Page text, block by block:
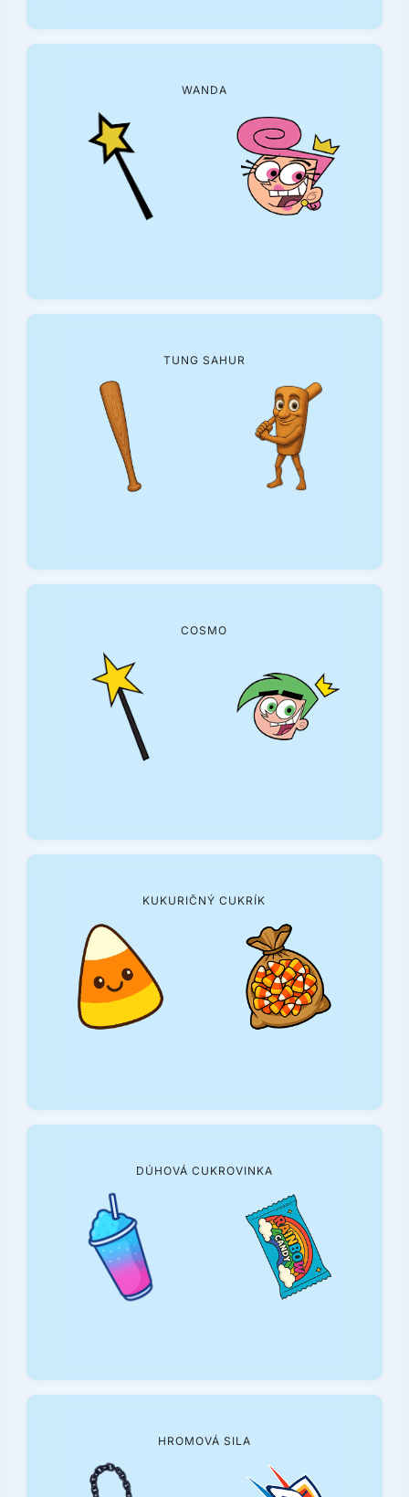
WANDA
TUNG SAHUR
COSMO
KUKURIČNÝ CUKRÍK
DÚHOVÁ CUKROVINKA
HROMOVÁ SILA